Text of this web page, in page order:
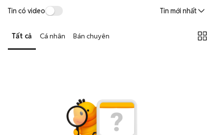
Tin có video Tin mới nhất
Tất cả Cá nhân Bán chuyên